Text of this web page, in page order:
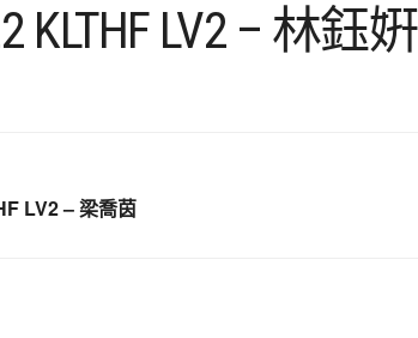
KLTHF LV2 – 林鈺姸
LV2 – 梁喬茵